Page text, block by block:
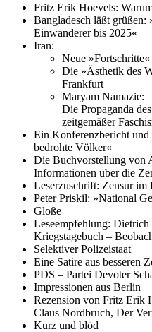
Fritz Erik Hoevels:
Bangladesch läßt
Einwanderer bis 2025«
Iran:
Neue
Die »Ästhetik des
Frankfurt
Maryam Namazie:
Die Propaganda
zeitgemäßer
Ein Konferenzbericht
bedrohte Völker«
Die Buchvorstellung von
Informationen über die
Leserzuschrift: Zensur im
Peter Priskil: »National
Gloße
Leseempfehlung:
Kriegstagebuch –
Selektiver Polizeistaat
Eine Satire aus besseren
PDS – Partei Devoter
Impressionen aus Berlin
Rezension von Fritz Erik
Claus Nordbruch, Der
Kurz und blöd